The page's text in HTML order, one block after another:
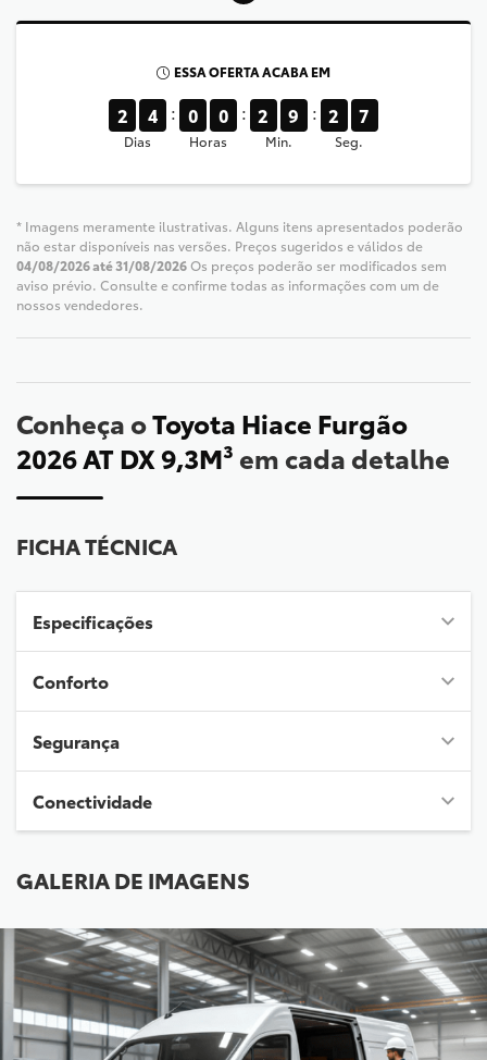
ESSA OFERTA ACABA EM
2 4
Dias
0 0
Horas
2 9
Min.
2 7
Seg.
* Imagens meramente ilustrativas. Alguns itens apresentados poderão
não estar disponíveis nas versões. Preços sugeridos e válidos de
04/08/2026 até 31/08/2026Os preços poderão ser modificados sem
aviso prévio. Consulte e confirme todas as informações com um de
nossos vendedores.
Conheça oToyota Hiace Furgão
2026 AT DX 9,3M³ em cada detalhe
FICHA TÉCNICA
Especificações
Conforto
Segurança
Conectividade
GALERIA DE IMAGENS